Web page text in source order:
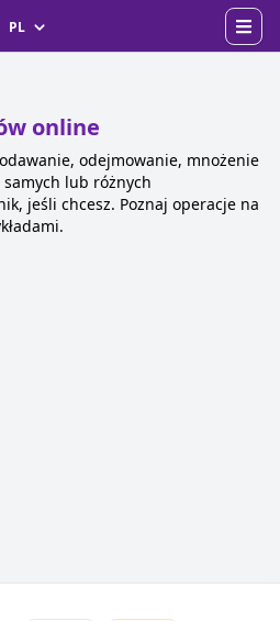
online
odejmowanie, mnożenie
lub różnych
jeśli chcesz. Poznaj operacje na